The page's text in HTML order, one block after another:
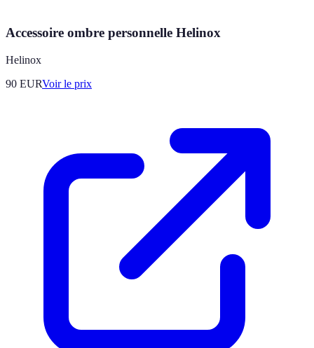
Accessoire ombre personnelle Helinox
Helinox
90 EURVoir le prix